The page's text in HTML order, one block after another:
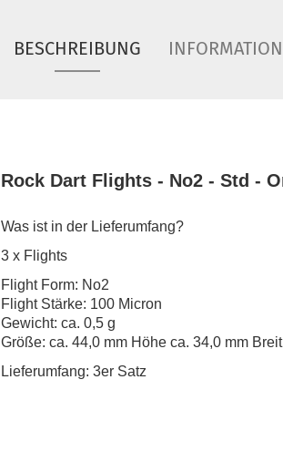
BESCHREIBUNG
Rock Dart Flights - No2 - Std -
Was ist in der Lieferumfang?
3 x Flights
Flight Form: No2
Flight Stärke: 100 Micron
Gewicht: ca. 0,5 g
Größe: ca. 44,0 mm Höhe ca. 34,0 mm Breit
Lieferumfang: 3er Satz